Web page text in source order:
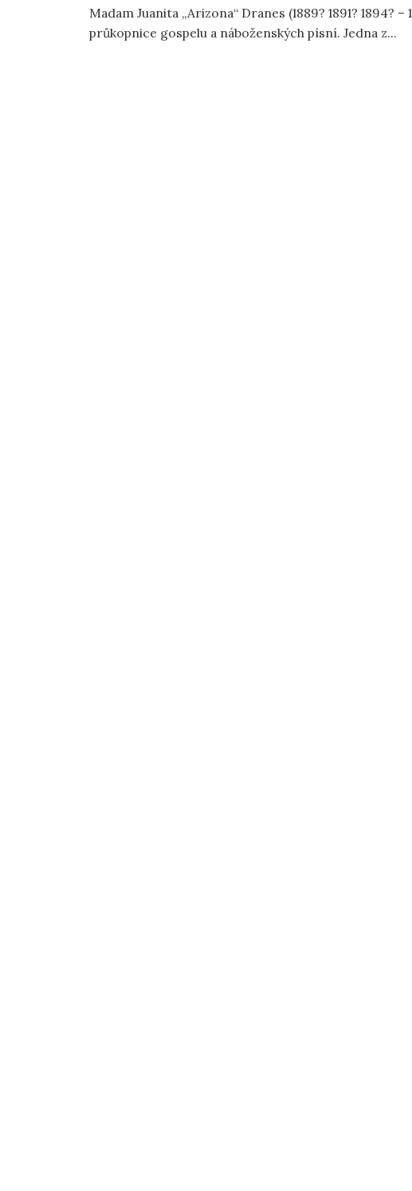
Madam Juanita „Arizona“ Dranes (1889? 1891? 1894?
průkopnice gospelu a náboženských písní. Jedna z...